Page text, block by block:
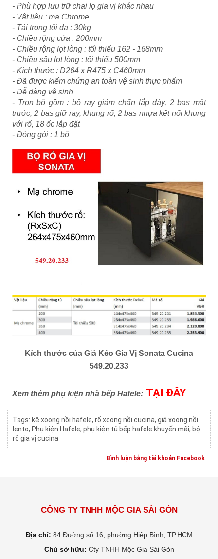
- Phù hợp lưu trữ chai lọ gia vị khác nhau
- Vật liệu : mạ Chrome
- Tải trọng tối đa : 30kg
- Chiều rộng cửa : 200mm
- Chiều rộng lọt lòng : tối thiểu 162 - 168mm
- Chiều sâu lọt lòng : tối thiểu 500mm
- Kích thước : D264 x R475 x C460mm
- Đã được kiếm chứng an toàn vệ sinh thực phẩm
- Dễ dàng vệ sinh
- Trọn bộ gồm : bộ ray giảm chấn lắp đáy, 2 bas mặt
trước, 2 bas giữ ray, khung rổ, 2 bas nhựa kết nối khung
với rổ, 18 ốc lắp đặt
- Đóng gói : 1 bộ
Kích thước của Giá Kéo Gia Vị Sonata Cucina
549.20.233
Xem thêm phụ kiện nhà bếp Hafele: TẠI ĐÂY
Tags: kệ xoong nồi hafele, rổ xoong nồi cucina, giá xoong nồi
lento, Phụ kiện Hafele, phụ kiện tủ bếp hafele khuyến mãi, bộ
rổ gia vị cucina
Bình luận bằng tài khoản Facebook
CÔNG TY TNHH MỘC GIA SÀI GÒN
Địa chỉ: 84 Đường số 16, phường Hiệp Bình, TP.HCM
Chủ sở hữu: Cty TNHH Mộc Gia Sài Gòn